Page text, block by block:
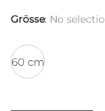
Grösse: No
60 cm